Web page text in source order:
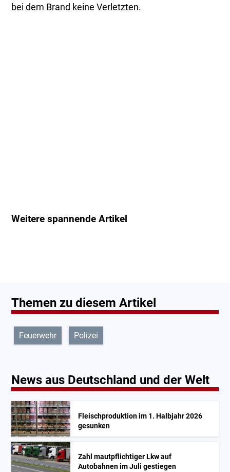
bei dem Brand keine Verletzten.
Weitere spannende Artikel
Themen zu diesem Artikel
Feuerwehr Polizei
News aus Deutschland und der Welt
Fleischproduktion im 1. Halbjahr 2026
gesunken
Zahl mautpflichtiger Lkw auf
Autobahnen im Juli gestiegen